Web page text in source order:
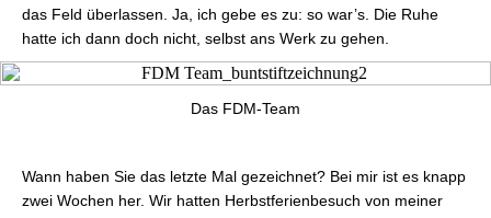
das Feld überlassen. Ja, ich gebe es zu: so war’s. Die Ruhe
hatte ich dann doch nicht, selbst ans Werk zu gehen.
Das FDM-Team
Wann haben Sie das letzte Mal gezeichnet? Bei mir ist es knapp
zwei Wochen her. Wir hatten Herbstferienbesuch von meiner